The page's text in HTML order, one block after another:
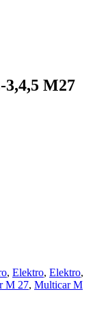
M27
, Elektro, Elektro,
M 27, Multicar M